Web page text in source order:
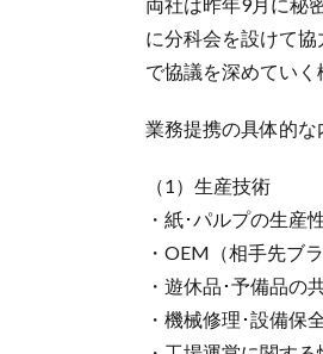
に分科会を設けて
で協議を深めていく
業務提携の具体的な
（1）生産技術
・紙･パルプの生産
・OEM（相手先ブ
・遊休品･予備品の
・機械修理･設備保